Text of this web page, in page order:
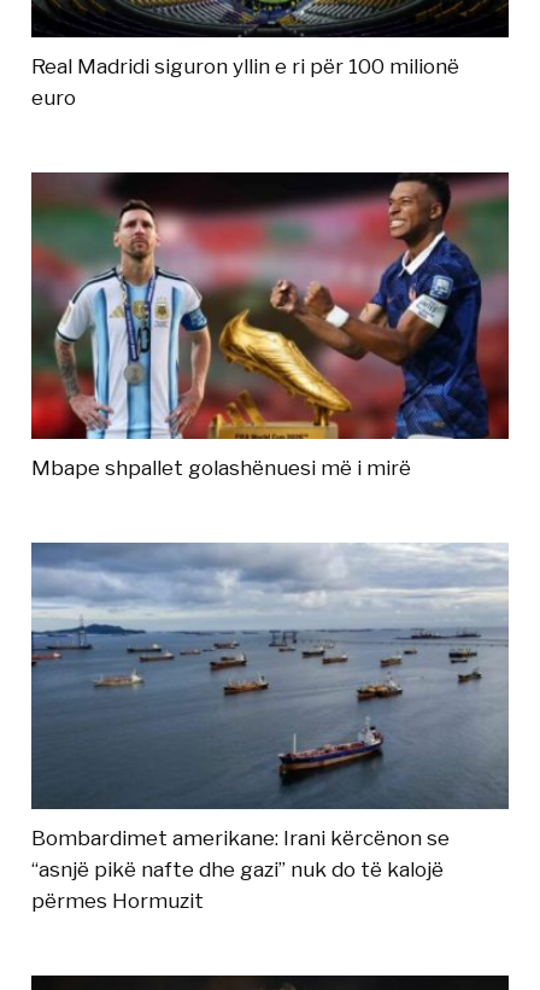
Real Madridi siguron yllin e ri për 100 milionë
euro
Mbape shpallet golashënuesi më i mirë
Bombardimet amerikane: Irani kërcënon se
“asnjë pikë nafte dhe gazi” nuk do të kalojë
përmes Hormuzit